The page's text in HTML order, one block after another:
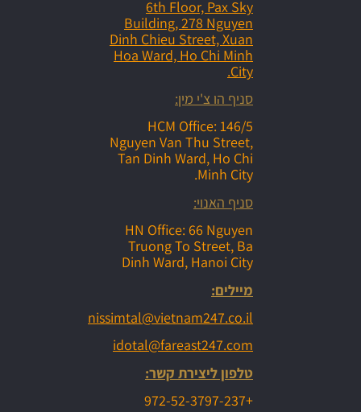
6th Floor, Pax Sky
Building, 278 Nguyen
Dinh Chieu Street, Xuan
Hoa Ward, Ho Chi Minh
City.
סניף הו צ'י מין:
HCM Office: 146/5
Nguyen Van Thu Street,
Tan Dinh Ward, Ho Chi
Minh City.
סניף האנוי:
HN Office: 66 Nguyen
Truong To Street, Ba
Dinh Ward, Hanoi City
מיילים:
nissimtal@vietnam247.co.il
idotal@fareast247.com
טלפון ליצירת קשר:
+972-52-3797-237